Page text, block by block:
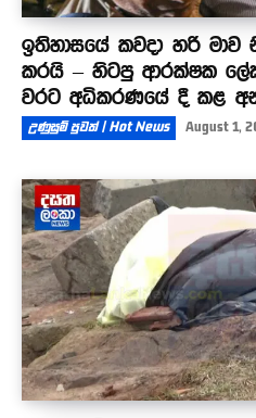
ඉතිහාසයේ කවදා හරි
කරයි – හිටපු ආරක්ෂක
වරට අධිකරණයේ දී කළ
උණුසුම් පුවත් | Hot News August 1,